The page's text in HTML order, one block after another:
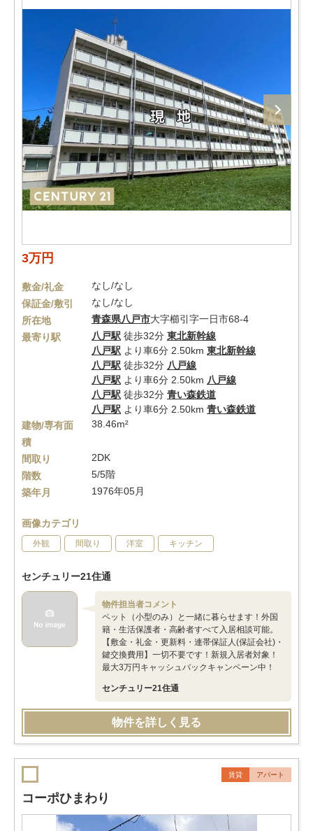
3万円
敷金/礼金
なし/なし
保証金/敷引
なし/なし
所在地
青森県八戸市大字櫛引字一日市68-4
最寄り駅
八戸駅 徒歩32分 東北新幹線
八戸駅 より車6分 2.50km 東北新幹線
八戸駅 徒歩32分 八戸線
八戸駅 より車6分 2.50km 八戸線
八戸駅 徒歩32分 青い森鉄道
八戸駅 より車6分 2.50km 青い森鉄道
建物/専有面
積
38.46m²
間取り
2DK
階数
5/5階
築年月
1976年05月
画像カテゴリ
外観 間取り 洋室 キッチン
センチュリー21住通
物件担当者コメント
ペット（小型のみ）と一緒に暮らせます！外国
籍・生活保護者・高齢者すべて入居相談可能。
【敷金・礼金・更新料・連帯保証人(保証会社)・
鍵交換費用】一切不要です！新規入居者対象！
最大3万円キャッシュバックキャンペーン中！
センチュリー21住通
物件を詳しく見る
賃貸 アパート
コーポひまわり